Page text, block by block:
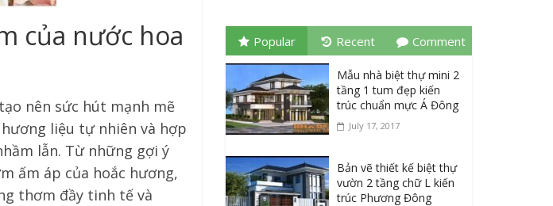
của nước hoa
nên sức hút mạnh mẽ
liệu tự nhiên và hợp
lẫn. Từ những gợi ý
ấm áp của hoắc hương,
thơm đầy tinh tế và
Popular Recent Comment
Mẫu nhà biệt thự mini 2
tầng 1 tum đẹp kiến
trúc chuẩn mực Á Đông
July 17, 2017
Bản vẽ thiết kế biệt thự
vườn 2 tầng chữ L kiến
trúc Phương Đông